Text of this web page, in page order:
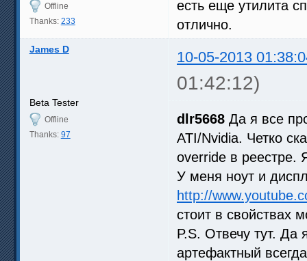
Offline
Thanks: 233
есть еще утилита
отлично.
James D 10-05-2013
01:42:12)
Beta Tester
Offline
Thanks: 97
dlr5668 Да я все
ATI/Nvidia. Четко
override в реестре.
У меня ноут и
http://
стоит в свойствах
P.S. Отвечу тут. Да
артефактный